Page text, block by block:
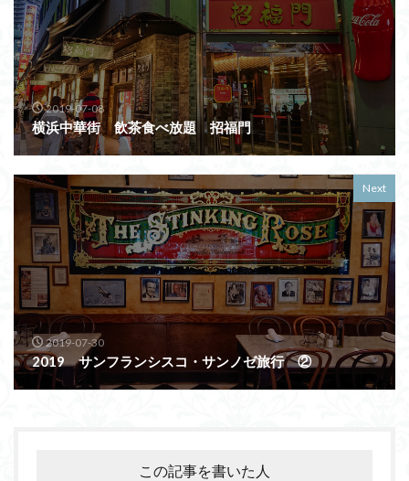
2019-07-08
横浜中華街 飲茶食べ放題 招福門
Next
2019-07-30
2019 サンフランシスコ・サンノゼ旅行 ②
この記事を書いた人